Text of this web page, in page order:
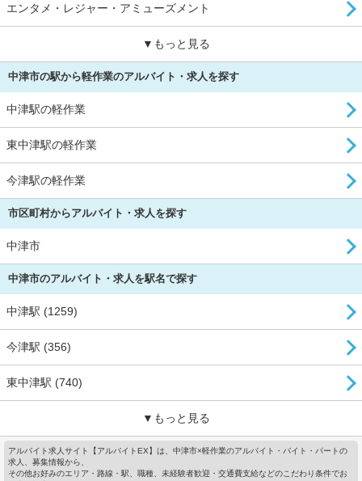
エンタメ・レジャー・アミューズメント
▼もっと見る
中津市の駅から軽作業のアルバイト・求人を探す
中津駅の軽作業
東中津駅の軽作業
今津駅の軽作業
市区町村からアルバイト・求人を探す
中津市
中津市のアルバイト・求人を駅名で探す
中津駅 (1259)
今津駅 (356)
東中津駅 (740)
▼もっと見る
アルバイト求人サイト【アルバイトEX】は、中津市×軽作業のアルバイト・バイト・パートの
求人、募集情報から、
その他お好みのエリア・路線・駅、職種、未経験者歓迎・交通費支給などのこだわり条件でお